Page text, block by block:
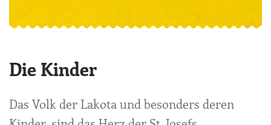
Die Kinder
Das Volk der Lakota und besonders deren